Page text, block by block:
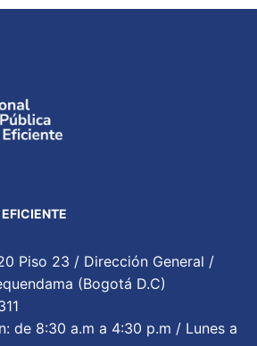
Piso 23 / Dirección General /
(Bogotá D.C)
de 8:30 a.m a 4:30 p.m / Lunes a